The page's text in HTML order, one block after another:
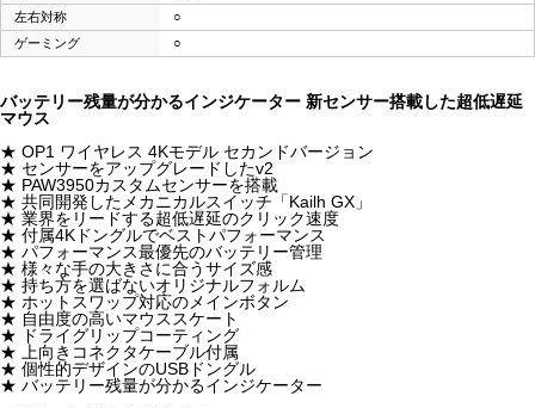
左右対称
○
ゲーミング
○
バッテリー残量が分かるインジケーター 新センサー搭載した超低遅延
マウス
★ OP1 ワイヤレス 4Kモデル セカンドバージョン
★ センサーをアップグレードしたv2
★ PAW3950カスタムセンサーを搭載
★ 共同開発したメカニカルスイッチ「Kailh GX」
★ 業界をリードする超低遅延のクリック速度
★ 付属4Kドングルでベストパフォーマンス
★ パフォーマンス最優先のバッテリー管理
★ 様々な手の大きさに合うサイズ感
★ 持ち方を選ばないオリジナルフォルム
★ ホットスワップ対応のメインボタン
★ 自由度の高いマウススケート
★ ドライグリップコーティング
★ 上向きコネクタケーブル付属
★ 個性的デザインのUSBドングル
★ バッテリー残量が分かるインジケーター